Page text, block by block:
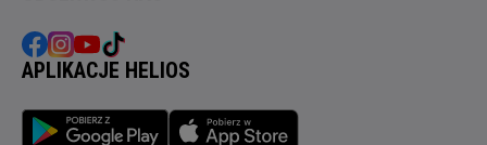
APLIKACJE HELIOS